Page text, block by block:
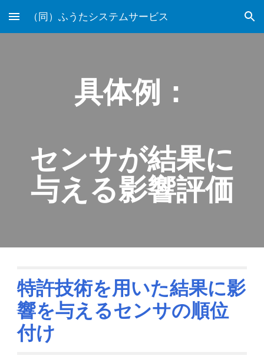
Skip to main content Skip to navigation
（同）ふうたシステムサービス
具体例：
センサが結果に
与える影響評価
特許技術を用いた結果に影
響を与えるセンサの順位
付け